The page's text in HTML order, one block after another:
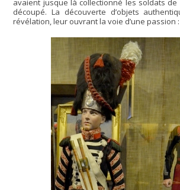
avaient jusque là collectionné les soldats
découpé. La découverte d’objets
révélation, leur ouvrant la voie d’une passion